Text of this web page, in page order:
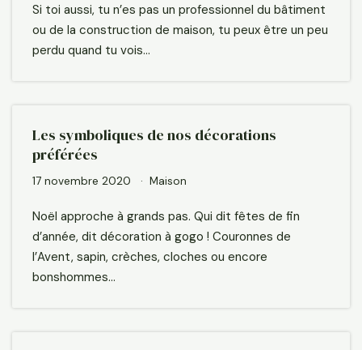
Si toi aussi, tu n’es pas un professionnel du bâtiment
ou de la construction de maison, tu peux être un peu
perdu quand tu vois…
Les symboliques de nos décorations
préférées
17 novembre 2020 Maison
Noël approche à grands pas. Qui dit fêtes de fin
d’année, dit décoration à gogo ! Couronnes de
l’Avent, sapin, crèches, cloches ou encore
bonshommes…